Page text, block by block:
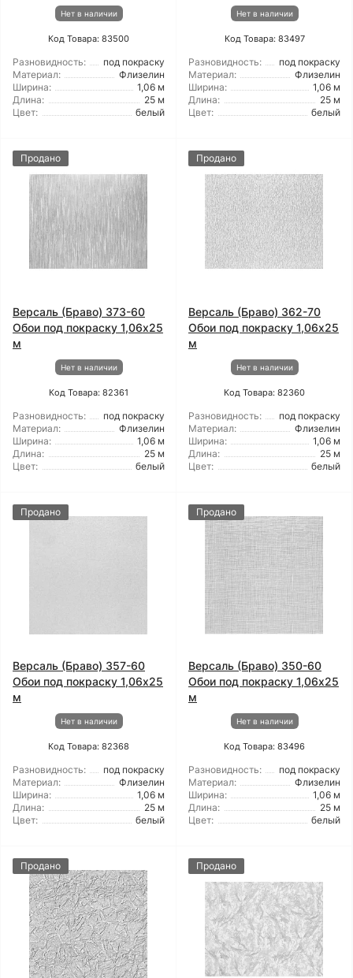
Нет в наличии
Код Товара: 83500
Разновидность:
под покраску
Материал:
Флизелин
Ширина:
1,06 м
Длина:
25 м
Цвет:
белый
Нет в наличии
Код Товара: 83497
Разновидность:
под покраску
Материал:
Флизелин
Ширина:
1,06 м
Длина:
25 м
Цвет:
белый
Продано
Версаль (Браво) 373-60
Обои под покраску 1,06x25
м
Нет в наличии
Код Товара: 82361
Разновидность:
под покраску
Материал:
Флизелин
Ширина:
1,06 м
Длина:
25 м
Цвет:
белый
Продано
Версаль (Браво) 362-70
Обои под покраску 1,06x25
м
Нет в наличии
Код Товара: 82360
Разновидность:
под покраску
Материал:
Флизелин
Ширина:
1,06 м
Длина:
25 м
Цвет:
белый
Продано
Версаль (Браво) 357-60
Обои под покраску 1,06x25
м
Нет в наличии
Код Товара: 82368
Разновидность:
под покраску
Материал:
Флизелин
Ширина:
1,06 м
Длина:
25 м
Цвет:
белый
Продано
Версаль (Браво) 350-60
Обои под покраску 1,06x25
м
Нет в наличии
Код Товара: 83496
Разновидность:
под покраску
Материал:
Флизелин
Ширина:
1,06 м
Длина:
25 м
Цвет:
белый
Продано Продано